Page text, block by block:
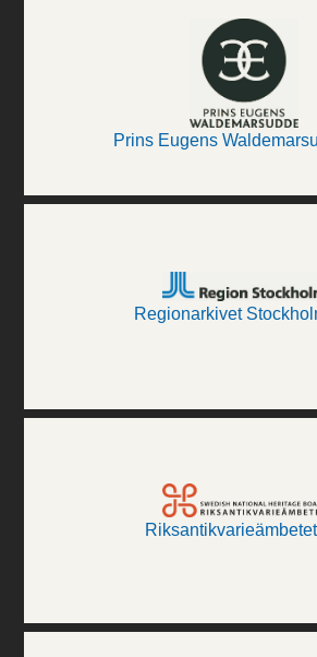
Prins Eugens
Regionarkivet
Riksantikvarieämbetet